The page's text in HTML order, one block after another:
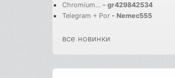
Chromium... - gr429842534
Telegram + Por - Nemec555
все новинки